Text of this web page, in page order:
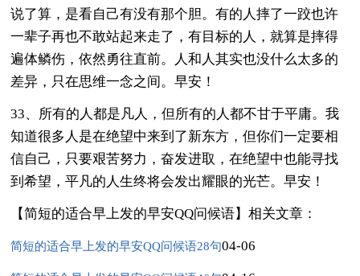
说了算，是看自己有没有那个胆。有的人摔了一跤也许
一辈子再也不敢站起来走了，有目标的人，就算是摔得
遍体鳞伤，依然勇往直前。人和人其实也没什么太多的
差异，只在思维一念之间。早安！
33、所有的人都是凡人，但所有的人都不甘于平庸。我
知道很多人是在绝望中来到了新东方，但你们一定要相
信自己，只要艰苦努力，奋发进取，在绝望中也能寻找
到希望，平凡的人生终将会发出耀眼的光芒。早安！
【简短的适合早上发的早安QQ问候语】相关文章：
简短的适合早上发的早安QQ问候语28句04-06